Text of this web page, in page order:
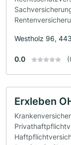
Westholz 96,
0.0
Erxleben